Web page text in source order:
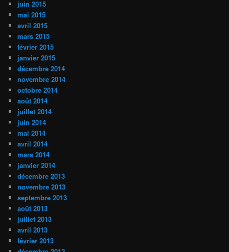
juin 2015
mai 2015
avril 2015
mars 2015
février 2015
janvier 2015
décembre 2014
novembre 2014
octobre 2014
août 2014
juillet 2014
juin 2014
mai 2014
avril 2014
mars 2014
janvier 2014
décembre 2013
novembre 2013
septembre 2013
août 2013
juillet 2013
avril 2013
février 2013